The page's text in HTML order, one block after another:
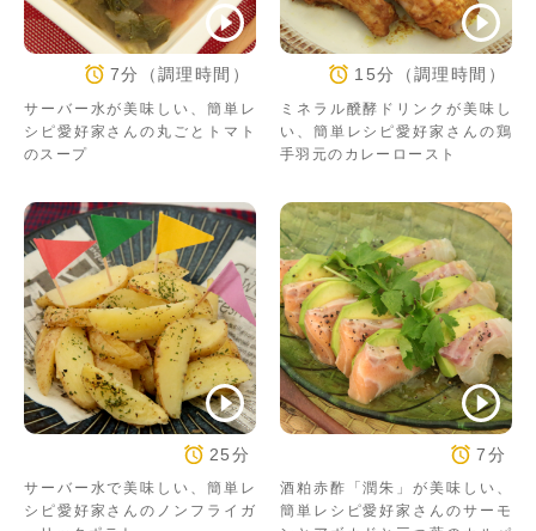
7分（調理時間）
サーバー水が美味しい、簡単レ
シピ愛好家さんの丸ごとトマト
のスープ
15分（調理時間）
ミネラル醗酵ドリンクが美味し
い、簡単レシピ愛好家さんの鶏
手羽元のカレーロースト
25分
サーバー水で美味しい、簡単レ
シピ愛好家さんのノンフライガ
7分
酒粕赤酢「潤朱」が美味しい、
簡単レシピ愛好家さんのサーモ